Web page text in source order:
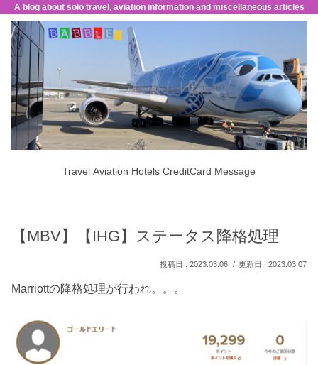
A blog about solo travel, aviation information and miscellaneous articles
Travel Aviation Hotels CreditCard Message
【MBV】【IHG】ステータス降格処理
2023.03.06 2023.03.07
Marriottの降格処理が行われ。。。